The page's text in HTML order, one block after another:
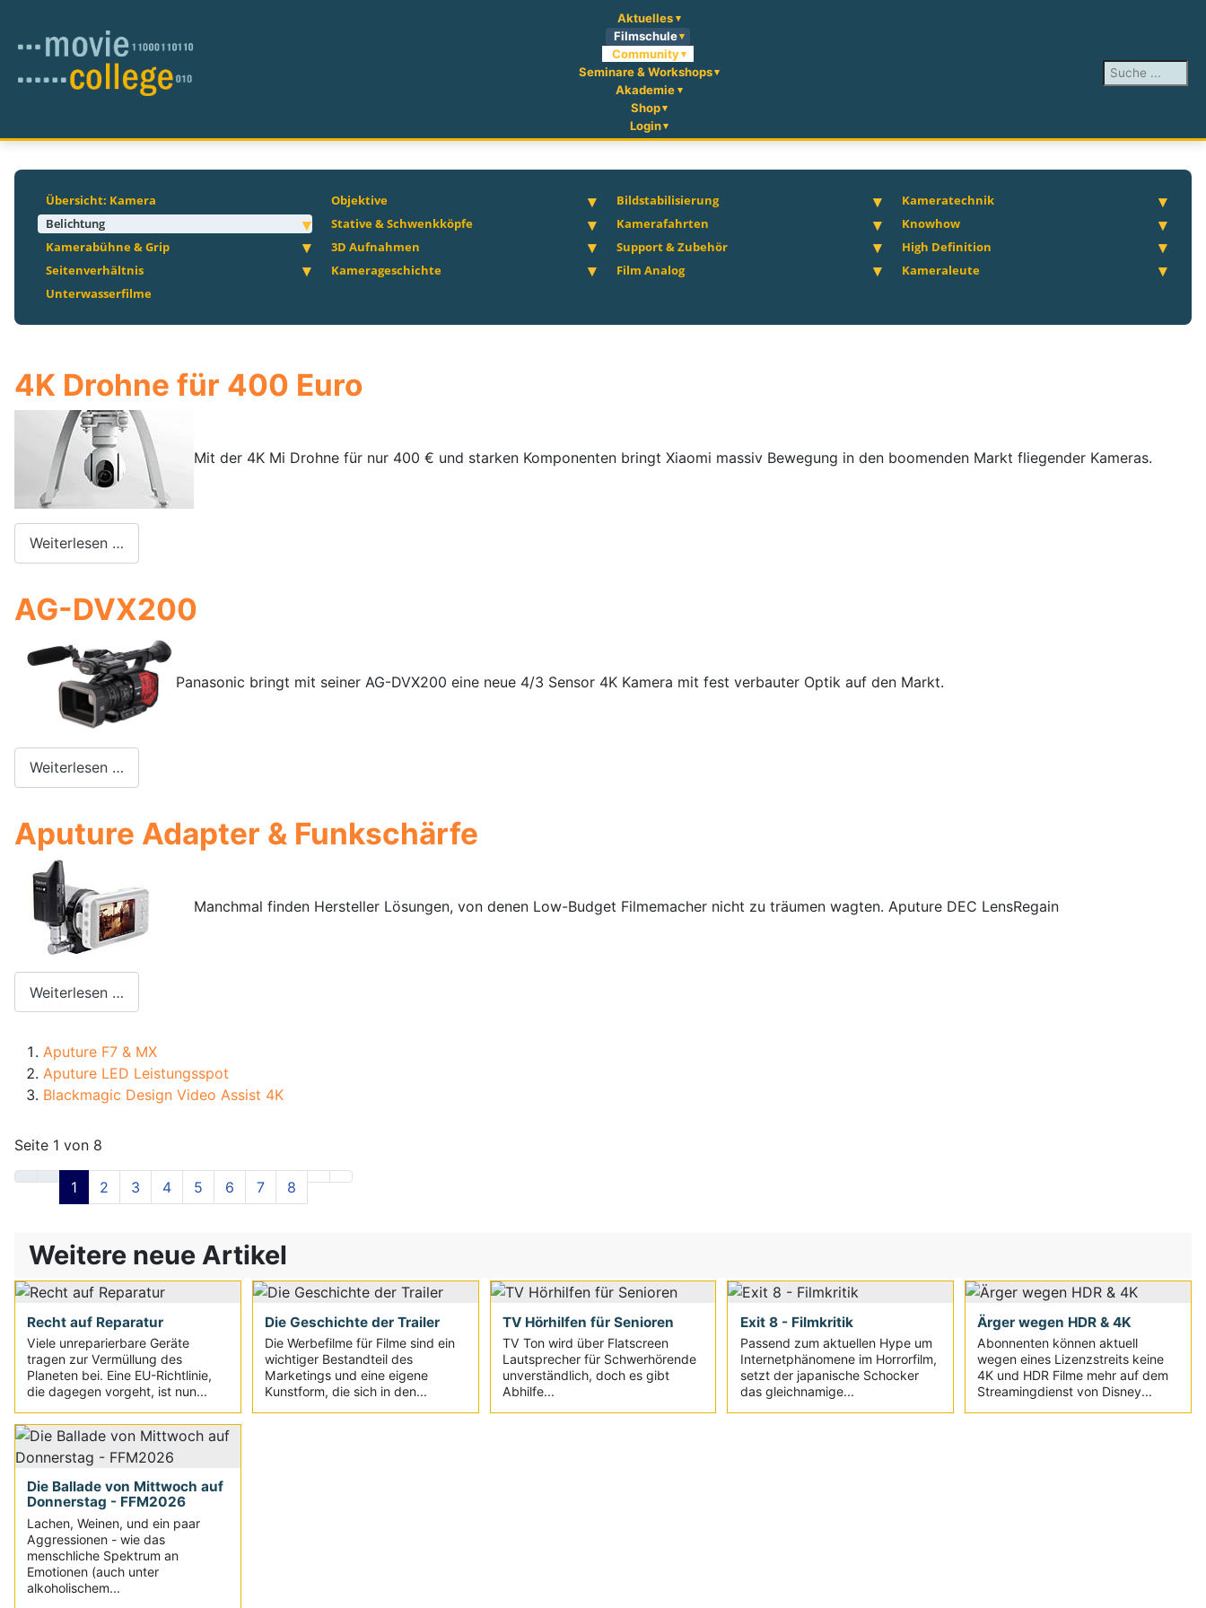
Aktuelles
Filmschule
Community
Seminare & Workshops
Akademie
Shop
Login
Suchen ...
Übersicht: Kamera Objektive Bildstabilisierung
Kameratechnik
Belichtung
Stative & Schwenkköpfe Kamerafahrten
Knowhow
Kamerabühne & Grip
3D Aufnahmen Support & Zubehör
High Definition
Seitenverhältnis
Kamerageschichte Film Analog
Kameraleute
Unterwasserfilme
4K Drohne für 400 Euro
Mit der 4K Mi Drohne für nur 400 € und starken Komponenten bringt Xiaomi massiv Bewegung in den boomenden Markt fliegender Kameras.
Weiterlesen …
AG-DVX200
Panasonic bringt mit seiner AG-DVX200 eine neue 4/3 Sensor 4K Kamera mit fest verbauter Optik auf den Markt.
Weiterlesen …
Aputure Adapter & Funkschärfe
Manchmal finden Hersteller Lösungen, von denen Low-Budget Filmemacher nicht zu träumen wagten. Aputure DEC LensRegain
Weiterlesen …
Aputure F7 & MX
Aputure LED Leistungsspot
Blackmagic Design Video Assist 4K
Seite 1 von 8
1 2 3 4 5 6 7 8
Weitere neue Artikel
Recht auf Reparatur
Viele unreparierbare Geräte
tragen zur Vermüllung des
Planeten bei. Eine EU-Richtlinie,
die dagegen vorgeht, ist nun...
Die Geschichte der Trailer
Die Werbefilme für Filme sind ein
wichtiger Bestandteil des
Marketings und eine eigene
Kunstform, die sich in den...
TV Hörhilfen für Senioren
TV Ton wird über Flatscreen
Lautsprecher für Schwerhörende
unverständlich, doch es gibt
Abhilfe...
Exit 8 - Filmkritik
Passend zum aktuellen Hype um
Internetphänomene im Horrorfilm,
setzt der japanische Schocker
das gleichnamige...
Ärger wegen HDR & 4K
Abonnenten können aktuell
wegen eines Lizenzstreits keine
4K und HDR Filme mehr auf dem
Streamingdienst von Disney...
Die Ballade von Mittwoch auf
Donnerstag - FFM2026
Lachen, Weinen, und ein paar
Aggressionen - wie das
menschliche Spektrum an
Emotionen (auch unter
alkoholischem...